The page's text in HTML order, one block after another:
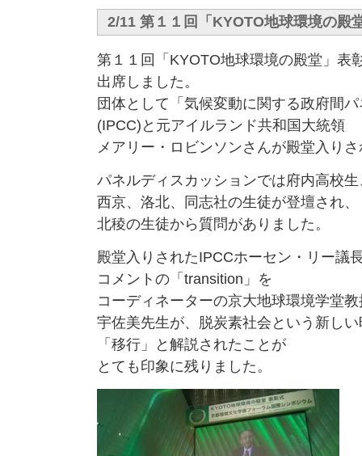
2/11 第１１回「KYOTO地球環境の殿
第１１回「KYOTO地球環境の殿堂」表
出席しました。
団体として「気候変動に関する政府間
(IPCC)と元アイルランド共和国大統領
メアリー・ロビンソンさんが殿堂入り
パネルディスカッションでは府内高校生
西京、洛北、同志社の生徒が登壇され、
北稜の生徒から質問がありました。
殿堂入りされたIPCCホーセン・リー議
コメントの「transition」を
コーディネーターの京大地球環境学堂教
宇佐美先生が、脱炭素社会という新し
「移行」と解説されたことが
とても印象に残りました。